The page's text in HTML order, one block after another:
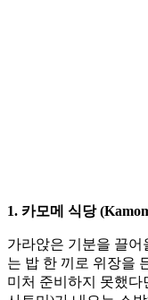
1. 카모메 식당
가라앉은 기분을 끌어
는 밥 한 끼로 위장을
미처 준비하지 못했다